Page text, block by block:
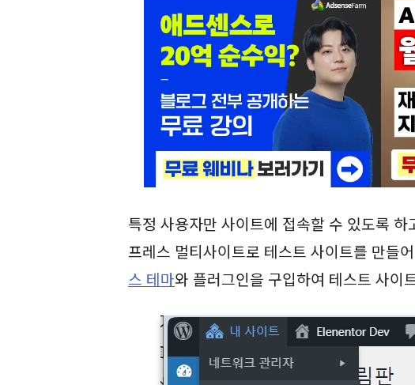
특정 사용자만 사이트에 접속할 수 있도록
프레스 멀티사이트로 테스트 사이트를 만들
스 테마와 플러그인을 구입하여 테스트 사이